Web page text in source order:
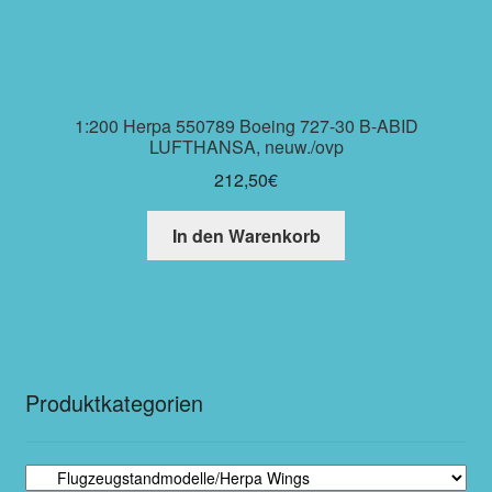
1:200 Herpa 550789 Boeing 727-30 B-ABID
LUFTHANSA, neuw./ovp
212,50€
In den Warenkorb
Produktkategorien